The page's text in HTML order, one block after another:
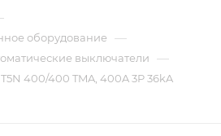
оборудование —
выключатели —
400/400 TMA, 400A 3P 36kA